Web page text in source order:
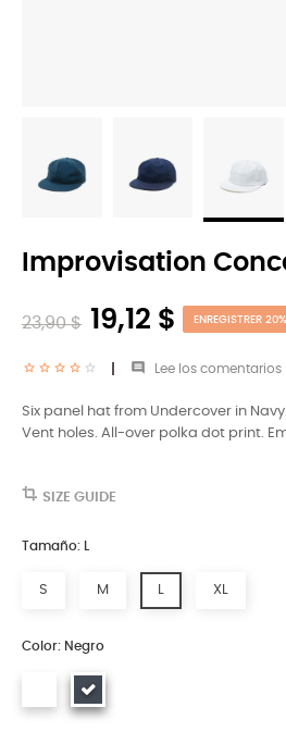
Improvisation
23,90 $ 19,12 $ ENREGISTRER 20%
 Lee los comentarios
Six panel hat from Undercover in
Vent holes. All-over polka dot print.
SIZE GUIDE
Tamaño: L
S M L XL
Color: Negro